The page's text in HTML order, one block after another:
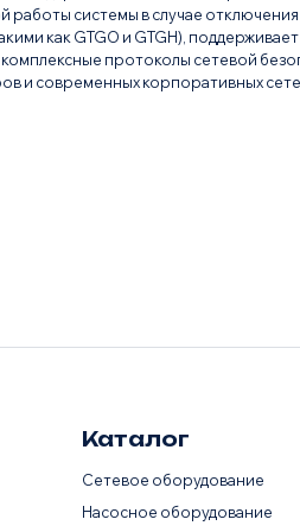
работы системы в случае
как GTGO и GTGH),
протоколы сетевой
и современных корпоративных
Каталог
Сетевое оборудование
Насосное оборудование